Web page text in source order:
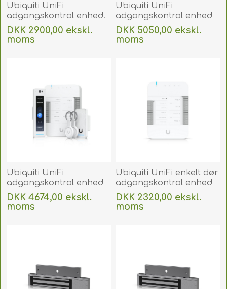
Ubiquiti UniFi
adgangskontrol enhed.
UA-G2-SK
DKK 2900,00 ekskl.
moms
Ubiquiti UniFi
adgangskontrol enhed
G2 Professionel med
tilbehør. UA-G2-SK-PRO
DKK 5050,00 ekskl.
moms
Ubiquiti UniFi
adgangskontrol enhed
G3 Professionel med
tilbehør. UA-G3-SK-PRO
DKK 4674,00 ekskl.
moms
Ubiquiti UniFi enkelt dør
adgangskontrol enhed
5x 10/100/1000 Base-T,
PoE++. UA-HUB-DOOR
DKK 2320,00 ekskl.
moms